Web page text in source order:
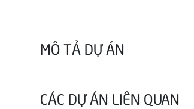
MÔ TẢ DỰ ÁN
CÁC DỰ ÁN LIÊN QUAN